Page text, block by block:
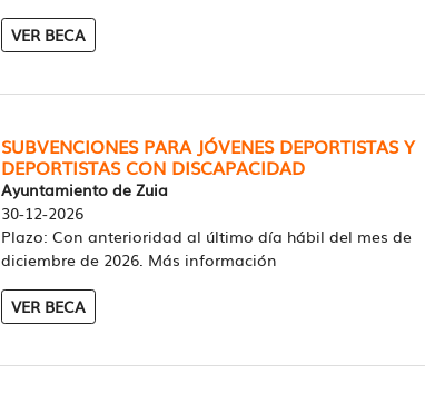
VER BECA
SUBVENCIONES PARA JÓVENES DEPORTISTAS Y
DEPORTISTAS CON DISCAPACIDAD
Ayuntamiento de Zuia
30-12-2026
Plazo: Con anterioridad al último día hábil del mes de
diciembre de 2026. Más información
VER BECA